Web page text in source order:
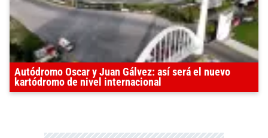
Autódromo Oscar y Juan Gálvez: así será el nuevo
kartódromo de nivel internacional